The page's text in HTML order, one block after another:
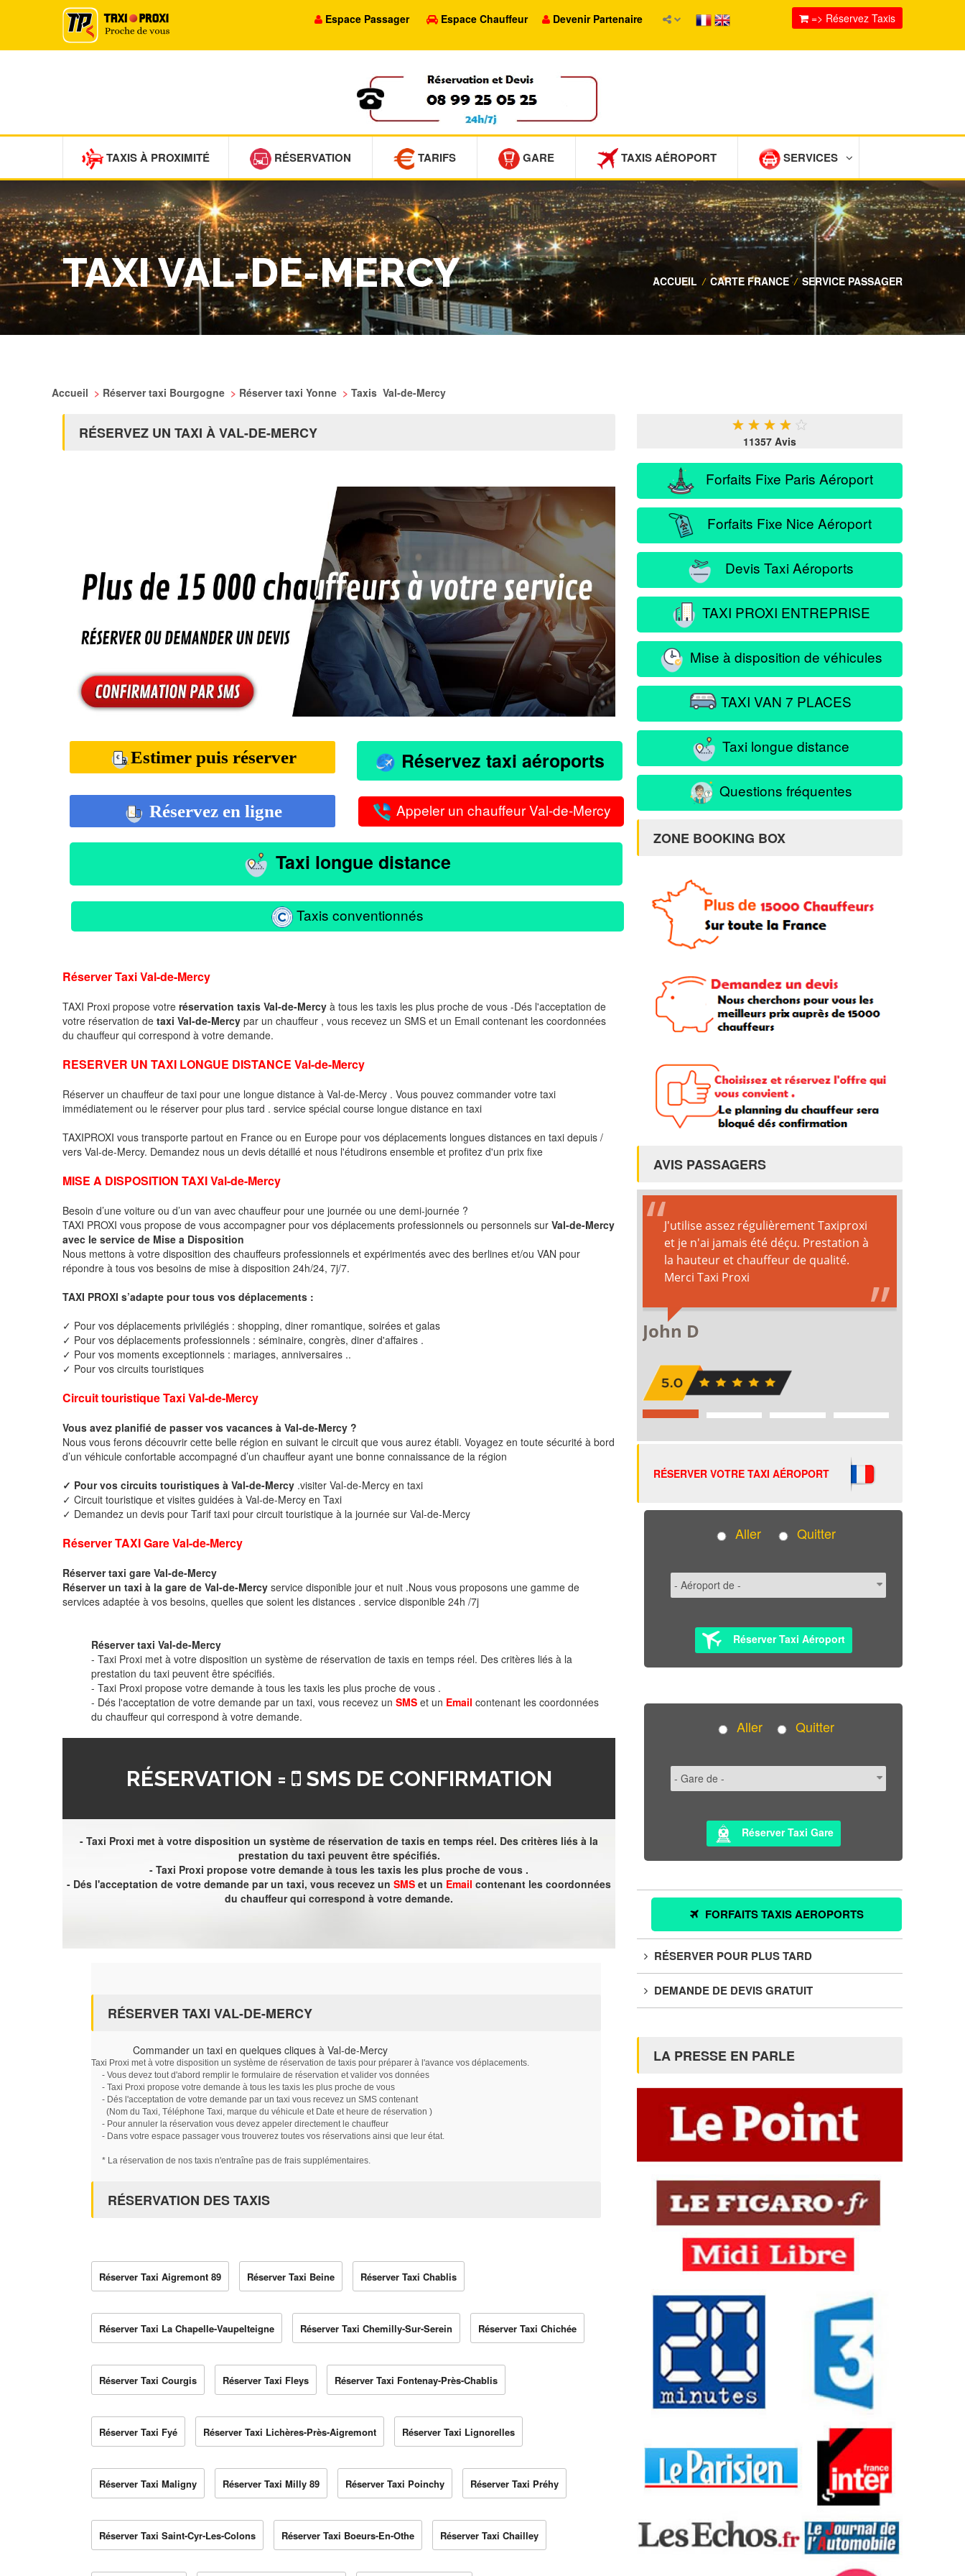
Espace Passager Espace Chauffeur Devenir Partenaire => Réservez Taxis
TAXIS À PROXIMITÉ RÉSERVATION TARIFS GARE TAXIS AÉROPORT SERVICES
TAXI VAL-DE-MERCY ACCUEIL / CARTE FRANCE / SERVICE PASSAGER
Accueil > Réserver taxi Bourgogne > Réserver taxi Yonne > Taxis Val-de-Mercy
RÉSERVEZ UN TAXI À VAL-DE-MERCY
Estimer puis réserver Réservez taxi aéroports
Réservez en ligne Appeler un chauffeur Val-de-Mercy
Taxi longue distance
Taxis conventionnés
Réserver Taxi Val-de-Mercy
TAXI Proxi propose votre réservation taxis Val-de-Mercy à tous les taxis les plus proche de vous -Dés l'acceptation de
votre réservation de taxi Val-de-Mercy par un chauffeur , vous recevez un SMS et un Email contenant les coordonnées
du chauffeur qui correspond à votre demande.
RESERVER UN TAXI LONGUE DISTANCE Val-de-Mercy
Réserver un chauffeur de taxi pour une longue distance à Val-de-Mercy . Vous pouvez commander votre taxi
immédiatement ou le réserver pour plus tard . service spécial course longue distance en taxi
TAXIPROXI vous transporte partout en France ou en Europe pour vos déplacements longues distances en taxi depuis /
vers Val-de-Mercy. Demandez nous un devis détaillé et nous l'étudirons ensemble et profitez d'un prix fixe
MISE A DISPOSITION TAXI Val-de-Mercy
Besoin d’une voiture ou d’un van avec chauffeur pour une journée ou une demi-journée ?
TAXI PROXI vous propose de vous accompagner pour vos déplacements professionnels ou personnels sur Val-de-Mercy
avec le service de Mise a Disposition
Nous mettons à votre disposition des chauffeurs professionnels et expérimentés avec des berlines et/ou VAN pour
répondre à tous vos besoins de mise à disposition 24h/24, 7j/7.
TAXI PROXI s’adapte pour tous vos déplacements :
✓ Pour vos déplacements privilégiés : shopping, diner romantique, soirées et galas
✓ Pour vos déplacements professionnels : séminaire, congrès, diner d'affaires .
✓ Pour vos moments exceptionnels : mariages, anniversaires ..
✓ Pour vos circuits touristiques
Circuit touristique Taxi Val-de-Mercy
Vous avez planifié de passer vos vacances à Val-de-Mercy ?
Nous vous ferons découvrir cette belle région en suivant le circuit que vous aurez établi. Voyagez en toute sécurité à bord
d’un véhicule confortable accompagné d’un chauffeur ayant une bonne connaissance de la région
✓ Pour vos circuits touristiques à Val-de-Mercy .visiter Val-de-Mercy en taxi
✓ Circuit touristique et visites guidées à Val-de-Mercy en Taxi
✓ Demandez un devis pour Tarif taxi pour circuit touristique à la journée sur Val-de-Mercy
Réserver TAXI Gare Val-de-Mercy
Réserver taxi gare Val-de-Mercy
Réserver un taxi à la gare de Val-de-Mercy service disponible jour et nuit .Nous vous proposons une gamme de
services adaptée à vos besoins, quelles que soient les distances . service disponible 24h /7j
Réserver taxi Val-de-Mercy
- Taxi Proxi met à votre disposition un système de réservation de taxis en temps réel. Des critères liés à la
prestation du taxi peuvent être spécifiés.
- Taxi Proxi propose votre demande à tous les taxis les plus proche de vous .
- Dés l'acceptation de votre demande par un taxi, vous recevez un SMS et un Email contenant les coordonnées
du chauffeur qui correspond à votre demande.
RÉSERVATION = SMS DE CONFIRMATION
- Taxi Proxi met à votre disposition un système de réservation de taxis en temps réel. Des critères liés à la
prestation du taxi peuvent être spécifiés.
- Taxi Proxi propose votre demande à tous les taxis les plus proche de vous .
- Dés l'acceptation de votre demande par un taxi, vous recevez un SMS et un Email contenant les coordonnées
du chauffeur qui correspond à votre demande.
RÉSERVER TAXI VAL-DE-MERCY
Commander un taxi en quelques cliques à Val-de-Mercy
Taxi Proxi met à votre disposition un système de réservation de taxis pour préparer à l'avance vos déplacements.
- Vous devez tout d'abord remplir le formulaire de réservation et valider vos données
- Taxi Proxi propose votre demande à tous les taxis les plus proche de vous
- Dés l'acceptation de votre demande par un taxi vous recevez un SMS contenant
(Nom du Taxi, Téléphone Taxi, marque du véhicule et Date et heure de réservation )
- Pour annuler la réservation vous devez appeler directement le chauffeur
- Dans votre espace passager vous trouverez toutes vos réservations ainsi que leur état.
* La réservation de nos taxis n'entraîne pas de frais supplémentaires.
RÉSERVATION DES TAXIS
Réserver Taxi Aigremont 89 Réserver Taxi Beine Réserver Taxi Chablis
Réserver Taxi La Chapelle-Vaupelteigne Réserver Taxi Chemilly-Sur-Serein Réserver Taxi Chichée
Réserver Taxi Courgis Réserver Taxi Fleys Réserver Taxi Fontenay-Près-Chablis
Réserver Taxi Fyé Réserver Taxi Lichères-Près-Aigremont Réserver Taxi Lignorelles
Réserver Taxi Maligny Réserver Taxi Milly 89 Réserver Taxi Poinchy Réserver Taxi Préhy
Réserver Taxi Saint-Cyr-Les-Colons Réserver Taxi Boeurs-En-Othe Réserver Taxi Chailley
★ ★ ★ ★ ★
11357 Avis
Forfaits Fixe Paris Aéroport
Forfaits Fixe Nice Aéroport
Devis Taxi Aéroports
TAXI PROXI ENTREPRISE
Mise à disposition de véhicules
TAXI VAN 7 PLACES
Taxi longue distance
Questions fréquentes
ZONE BOOKING BOX
AVIS PASSAGERS
RÉSERVER VOTRE TAXI AÉROPORT
Aller Quitter
Réserver Taxi Aéroport
Aller Quitter
Réserver Taxi Gare
FORFAITS TAXIS AEROPORTS
RÉSERVER POUR PLUS TARD
DEMANDE DE DEVIS GRATUIT
LA PRESSE EN PARLE